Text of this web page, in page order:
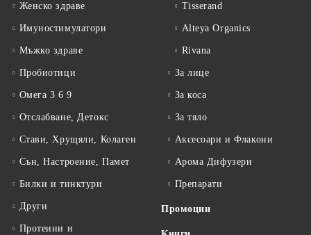
Женско здраве
Имуностимулатори
Мъжко здраве
Пробиотици
Омега 3 6 9
Отслабване, Детокс
Стави, Хрущяли, Колаген
Сън, Настроение, Памет
Билки и тинктури
Други
Протеини и
Tisserand
Alteya Organics
Rivana
За лице
За коса
За тяло
Аксесоари и Флакони
Арома Дифузери
Препарати
Промоции